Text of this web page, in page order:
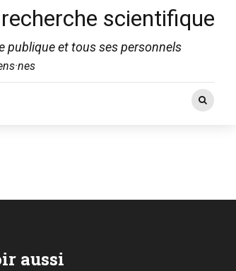
scientifique
publique et tous ses personnels
aussi